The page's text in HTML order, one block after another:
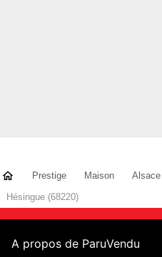
Prestige Maison Alsace
Hésingue (68220)
A propos de ParuVendu